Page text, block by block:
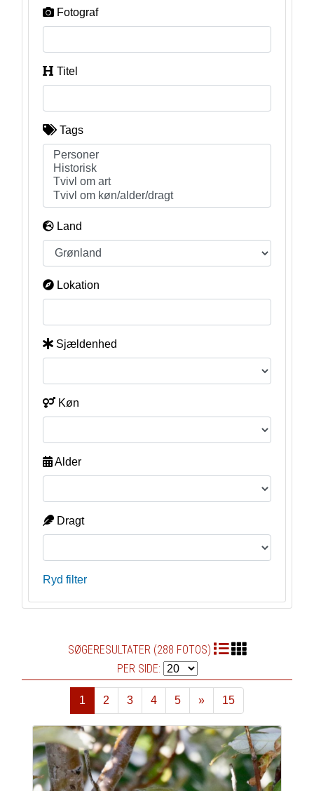
Fotograf
Titel
Tags
Land
Lokation
Sjældenhed
Køn
Alder
Dragt
Ryd filter
SØGERESULTATER (288 FOTOS)
PER SIDE:
1 2 3 4 5
»
Næste
15